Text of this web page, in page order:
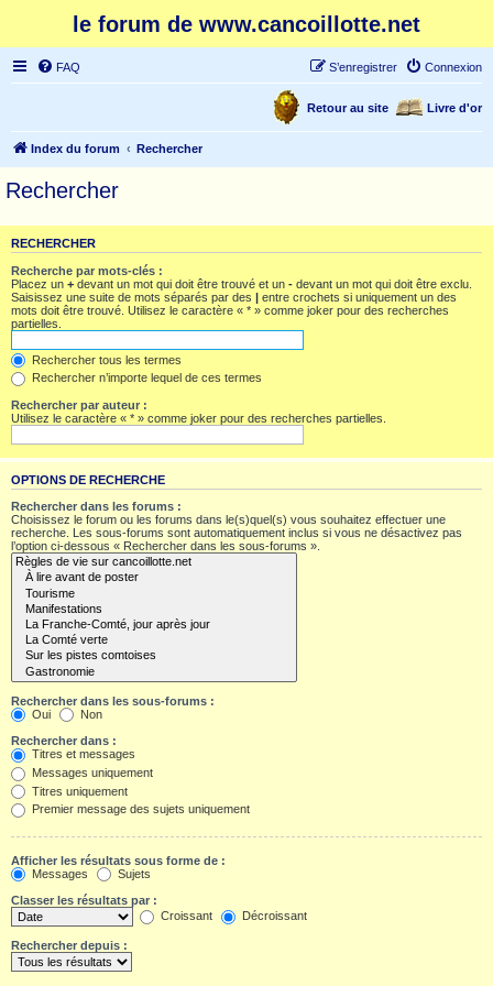
le forum de www.cancoillotte.net
FAQ Connexion
S’enregistrer
Livre d'or
Retour au site
Index du forum Rechercher
Rechercher
RECHERCHER
Recherche par mots-clés :
Placez un + devant un mot qui doit être trouvé et un - devant un mot qui doit être exclu.
Saisissez une suite de mots séparés par des | entre crochets si uniquement un des
mots doit être trouvé. Utilisez le caractère « * » comme joker pour des recherches
partielles.
Rechercher tous les termes
Rechercher n’importe lequel de ces termes
Rechercher par auteur :
Utilisez le caractère « * » comme joker pour des recherches partielles.
OPTIONS DE RECHERCHE
Rechercher dans les forums :
Choisissez le forum ou les forums dans le(s)quel(s) vous souhaitez effectuer une
recherche. Les sous-forums sont automatiquement inclus si vous ne désactivez pas
l’option ci-dessous « Rechercher dans les sous-forums ».
Rechercher dans les sous-forums :
Oui
Non
Rechercher dans :
Titres et messages
Messages uniquement
Titres uniquement
Premier message des sujets uniquement
Afficher les résultats sous forme de :
Messages
Sujets
Classer les résultats par :
Croissant
Décroissant
Rechercher depuis :